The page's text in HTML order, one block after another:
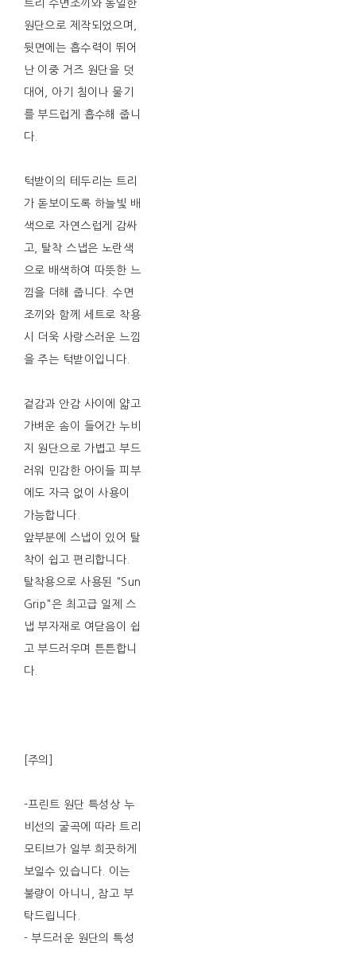
트리 수면조끼와 동일한
원단으로 제작되었으며,
뒷면에는 흡수력이 뛰어
난 이중 거즈 원단을 덧
대어, 아기 침이나 물기
를 부드럽게 흡수해 줍니
다.
턱받이의 테두리는 트리
가 돋보이도록 하늘빛 배
색으로 자연스럽게 감싸
고, 탈착 스냅은 노란색
으로 배색하여 따뜻한 느
낌을 더해 줍니다. 수면
조끼와 함께 세트로 착용
시 더욱 사랑스러운 느낌
을 주는 턱받이입니다.
겉감과 안감 사이에 얇고
가벼운 솜이 들어간 누비
지 원단으로 가볍고 부드
러워 민감한 아이들 피부
에도 자극 없이 사용이
가능합니다.
앞부분에 스냅이 있어 탈
착이 쉽고 편리합니다.
탈착용으로 사용된 "Sun
Grip"은 최고급 일제 스
냅 부자재로 여닫음이 쉽
고 부드러우며 튼튼합니
다.
[주의]
-프린트 원단 특성상 누
비선의 굴곡에 따라 트리
모티브가 일부 희끗하게
보일수 있습니다. 이는
불량이 아니니, 참고 부
탁드립니다.
- 부드러운 원단의 특성